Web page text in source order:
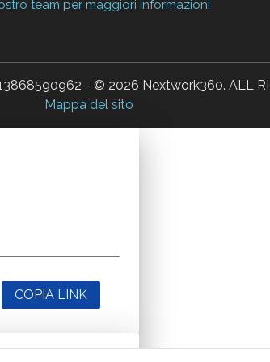
team per maggiori informazioni
- © 2026 Nextwork360. ALL
Mappa del sito
COPIA LINK